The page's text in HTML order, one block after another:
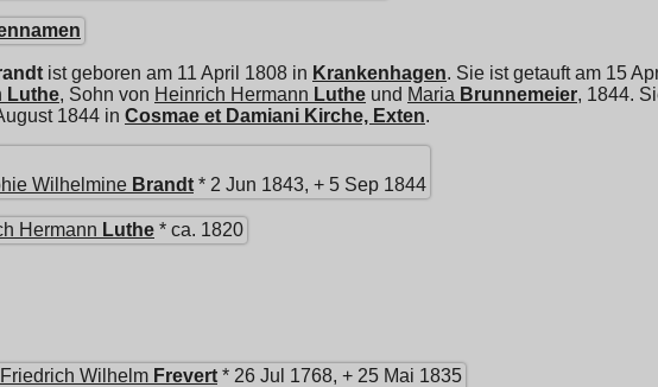
ist geboren am 11 April 1808 in Krankenhagen. Sie ist getauft am 15
Luthe, Sohn von Heinrich Hermann Luthe und Maria Brunnemeier, 1844.
1844 in Cosmae et Damiani Kirche, Exten.
Wilhelmine Brandt * 2 Jun 1843, + 5 Sep 1844
Hermann Luthe * ca. 1820
Wilhelm Frevert * 26 Jul 1768, + 25 Mai 1835